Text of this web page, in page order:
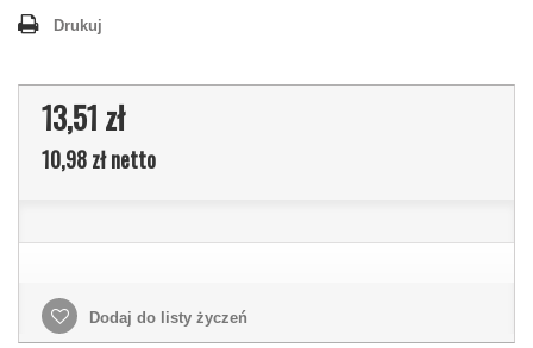
Drukuj
13,51 zł
10,98 złnetto
Dodaj do listy życzeń